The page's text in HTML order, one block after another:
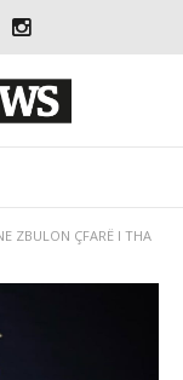
ZBULON ÇFARË I THA